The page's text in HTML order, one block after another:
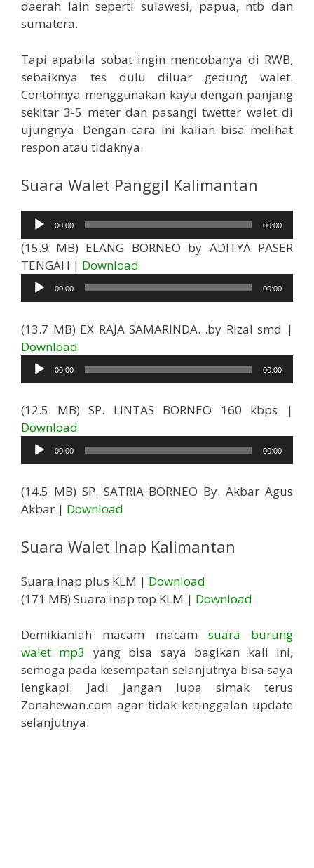
daerah lain seperti sulawesi, papua, ntb dan
sumatera.
Tapi apabila sobat ingin mencobanya di RWB,
sebaiknya tes dulu diluar gedung walet.
Contohnya menggunakan kayu dengan panjang
sekitar 3-5 meter dan pasangi twetter walet di
ujungnya. Dengan cara ini kalian bisa melihat
respon atau tidaknya.
Suara Walet Panggil Kalimantan
Pemutar
Audio
00:00 00:00
(15.9 MB) ELANG BORNEO by ADITYA PASER
TENGAH | Download
Audio
00:00 00:00
(13.7 MB) EX RAJA SAMARINDA…by Rizal smd |
Download
Audio
00:00 00:00
(12.5 MB) SP. LINTAS BORNEO 160 kbps |
Download
Audio
00:00 00:00
(14.5 MB) SP. SATRIA BORNEO By. Akbar Agus
Akbar | Download
Suara Walet Inap Kalimantan
Suara inap plus KLM | Download
(171 MB) Suara inap top KLM | Download
Demikianlah macam macam suara burung
walet mp3
yang bisa saya bagikan kali ini,
semoga pada kesempatan selanjutnya bisa saya
lengkapi. Jadi jangan lupa simak terus
Zonahewan.com agar tidak ketinggalan update
selanjutnya.